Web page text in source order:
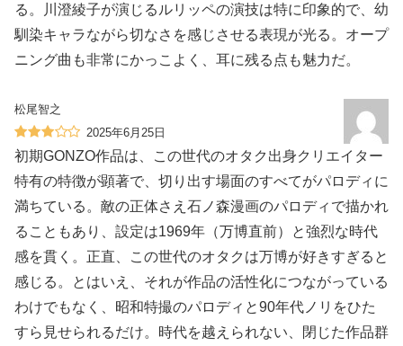
る。川澄綾子が演じるルリッペの演技は特に印象的で、幼
馴染キャラながら切なさを感じさせる表現が光る。オープ
ニング曲も非常にかっこよく、耳に残る点も魅力だ。
松尾智之
2025年6月25日
初期GONZO作品は、この世代のオタク出身クリエイター
特有の特徴が顕著で、切り出す場面のすべてがパロディに
満ちている。敵の正体さえ石ノ森漫画のパロディで描かれ
ることもあり、設定は1969年（万博直前）と強烈な時代
感を貫く。正直、この世代のオタクは万博が好きすぎると
感じる。とはいえ、それが作品の活性化につながっている
わけでもなく、昭和特撮のパロディと90年代ノリをひた
すら見せられるだけ。時代を越えられない、閉じた作品群